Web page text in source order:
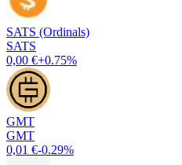
SATS (Ordinals)
SATS
0,00 €+0.75%
GMT
GMT
0,01 €-0.29%